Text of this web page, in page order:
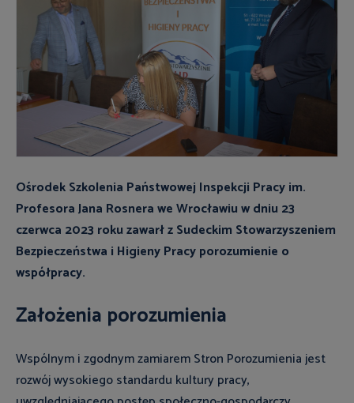
Ośrodek Szkolenia Państwowej Inspekcji Pracy im.
Profesora Jana Rosnera we Wrocławiu w dniu 23
czerwca 2023 roku zawarł z Sudeckim Stowarzyszeniem
Bezpieczeństwa i Higieny Pracy porozumienie o
współpracy.
Założenia porozumienia
Wspólnym i zgodnym zamiarem Stron Porozumienia jest
rozwój wysokiego standardu kultury pracy,